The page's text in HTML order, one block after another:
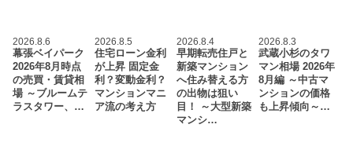
2026.8.6
幕張ベイパーク
2026年8月時点
の売買・賃貸相
場 ～ブルームテ
ラスタワー、…
2026.8.5
住宅ローン金利
が上昇 固定金
利？変動金利？
マンションマニ
ア流の考え方
2026.8.4
早期転売住戸と
新築マンション
へ住み替える方
の出物は狙い
目！ ～大型新築
マンシ…
2026.8.3
武蔵小杉のタワ
マン相場 2026年
8月編 ～中古マ
ンションの価格
も上昇傾向～…